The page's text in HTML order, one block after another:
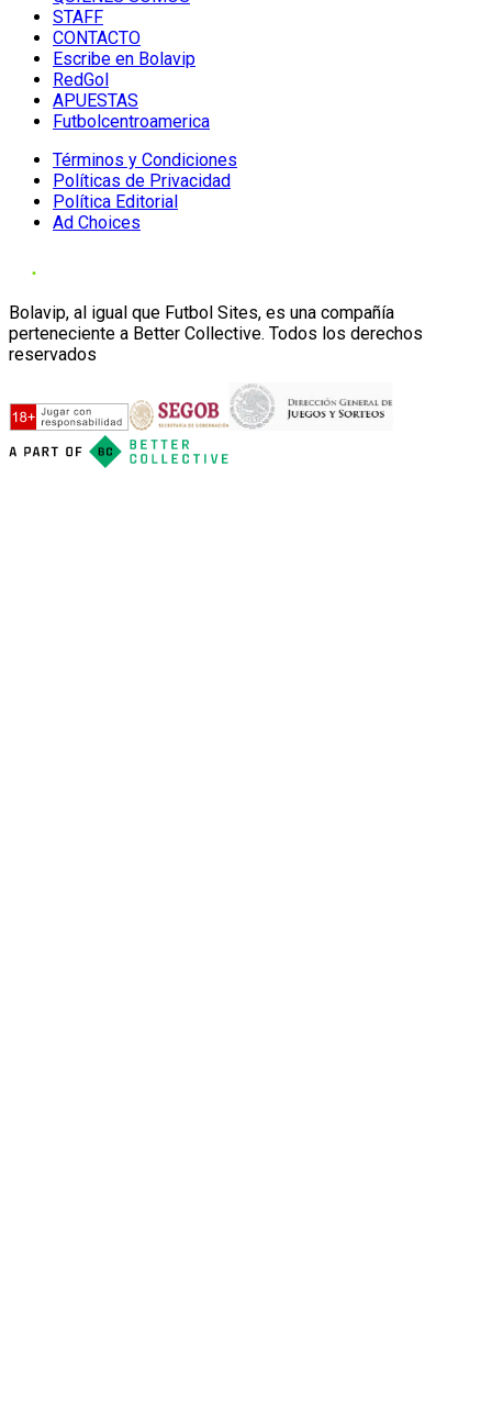
STAFF
CONTACTO
Escribe en Bolavip
RedGol
APUESTAS
Futbolcentroamerica
Términos y Condiciones
Políticas de Privacidad
Política Editorial
Ad Choices
Bolavip, al igual que Futbol Sites, es una compañía
perteneciente a Better Collective. Todos los derechos
reservados